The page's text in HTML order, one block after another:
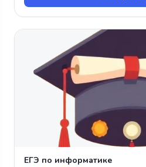
ЕГЭ по информатике